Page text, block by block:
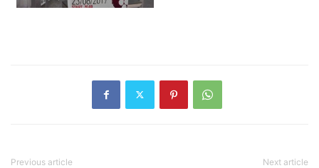
Previous article Next article